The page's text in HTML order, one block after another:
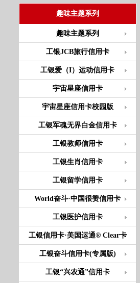
趣味主题系列
趣味主题系列
工银JCB旅行信用卡
工银爱（I）运动信用卡
宇宙星座信用卡
宇宙星座信用卡校园版
工银军魂无界白金信用卡
工银教师信用卡
工银生肖信用卡
工银留学信用卡
World奋斗·中国很赞信用卡
工银医护信用卡
工银信用卡·美国运通® Clear卡
工银奋斗信用卡(专属版)
工银“兴农通”信用卡